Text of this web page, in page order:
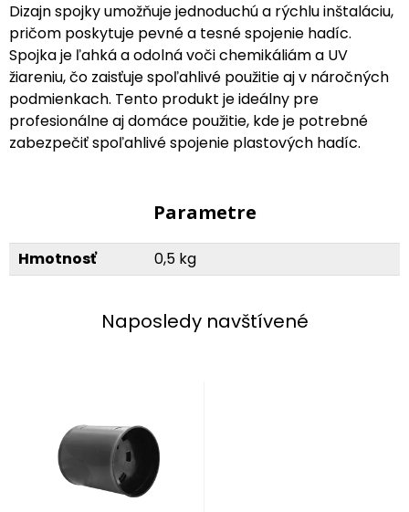
Dizajn spojky umožňuje jednoduchú a rýchlu inštaláciu,
pričom poskytuje pevné a tesné spojenie hadíc.
Spojka je ľahká a odolná voči chemikáliám a UV
žiareniu, čo zaisťuje spoľahlivé použitie aj v náročných
podmienkach. Tento produkt je ideálny pre
profesionálne aj domáce použitie, kde je potrebné
zabezpečiť spoľahlivé spojenie plastových hadíc.
Parametre
Hmotnosť 0,5 kg
Naposledy navštívené